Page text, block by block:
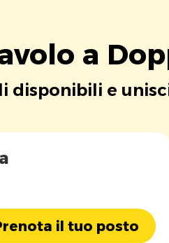
a
disponibili e
il tuo posto